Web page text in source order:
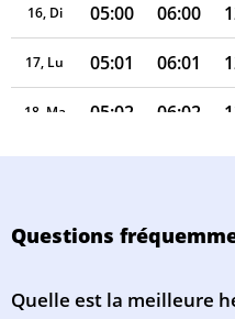
16, Di 05:00 06:00
17, Lu 05:01 06:01
18, Ma 05:02 06:02
19, Me 05:03 06:03
22, Sa 05:06 06:05
Questions
Quelle est la meilleure